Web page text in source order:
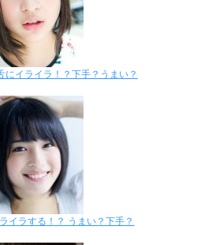
にイライラ！？下手？うまい？
イラする！？ うまい？下手？